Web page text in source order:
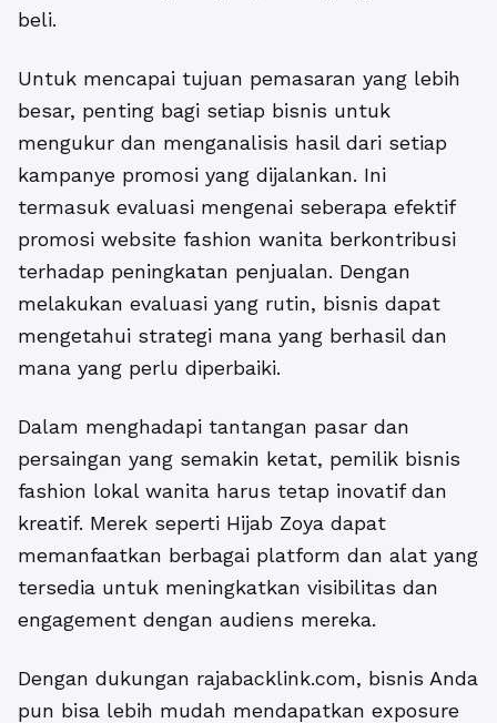
beli.
Untuk mencapai tujuan pemasaran yang lebih
besar, penting bagi setiap bisnis untuk
mengukur dan menganalisis hasil dari setiap
kampanye promosi yang dijalankan. Ini
termasuk evaluasi mengenai seberapa efektif
promosi website fashion wanita berkontribusi
terhadap peningkatan penjualan. Dengan
melakukan evaluasi yang rutin, bisnis dapat
mengetahui strategi mana yang berhasil dan
mana yang perlu diperbaiki.
Dalam menghadapi tantangan pasar dan
persaingan yang semakin ketat, pemilik bisnis
fashion lokal wanita harus tetap inovatif dan
kreatif. Merek seperti Hijab Zoya dapat
memanfaatkan berbagai platform dan alat yang
tersedia untuk meningkatkan visibilitas dan
engagement dengan audiens mereka.
Dengan dukungan rajabacklink.com, bisnis Anda
pun bisa lebih mudah mendapatkan exposure